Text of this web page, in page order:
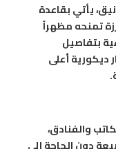
يأتي بقاعدة
تمنحه مظهراً
بتفاصيل
ديكورية أعلى
والفنادق،